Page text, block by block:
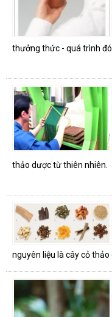
thưởng thức - quá trình đó
thảo dược từ thiên nhiên.
nguyên liệu là cây cỏ thảo